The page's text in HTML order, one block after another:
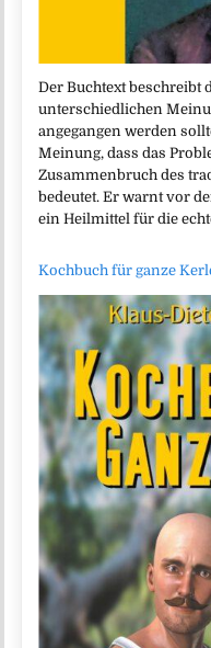
Der Buchtext beschreibt
unterschiedlichen
angegangen werden
Meinung, dass das
Zusammenbruch des
bedeutet. Er warnt vor
ein Heilmittel für die
Kochbuch für ganze